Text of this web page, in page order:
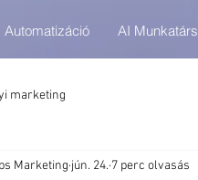
Automatizáció AI Munkatárs
marketing
Marketing jún. 24. 7 perc olvasás